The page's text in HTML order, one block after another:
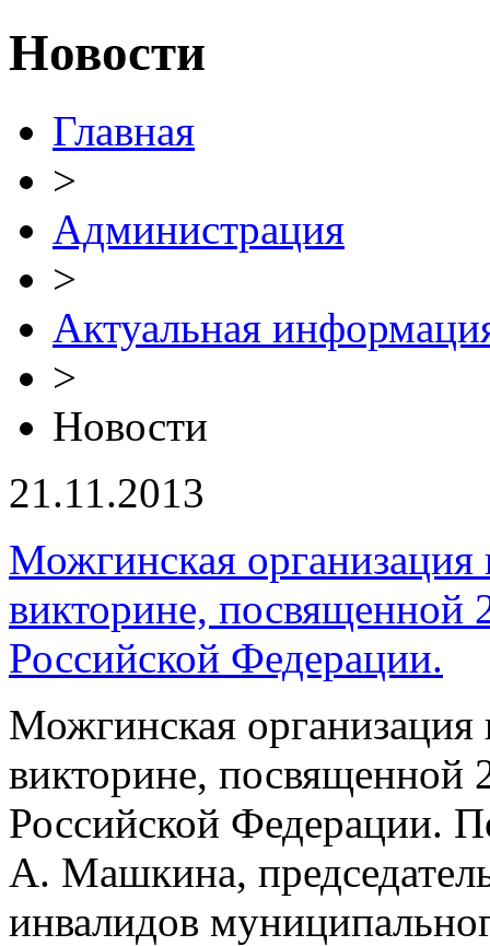
Новости
Главная
>
Администрация
>
Актуальная
>
Новости
21.11.2013
Можгинская организация
викторине, посвященной
Российской Федерации.
Можгинская организация
викторине, посвященной
Российской Федерации.
А. Машкина,
инвалидов